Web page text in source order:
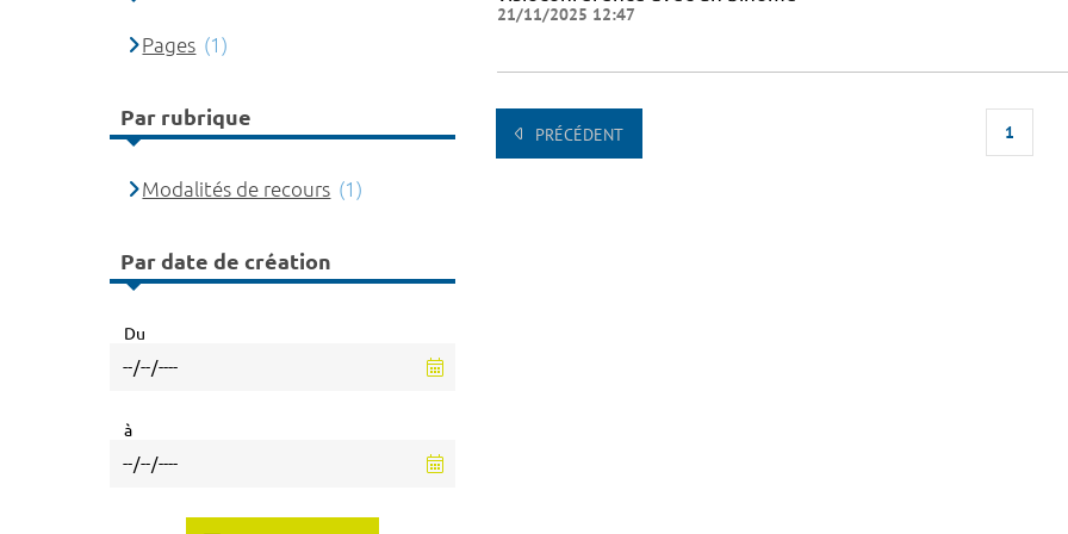
21/11/2025 12:47
PRÉCÉDENT 1
Pages (1)
Par rubrique
Modalités de recours (1)
Par date de création
Du
à